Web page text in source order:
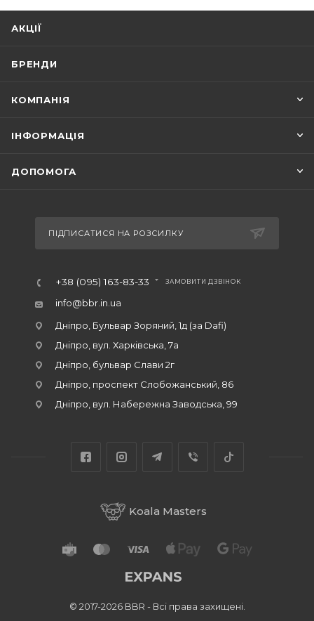
АКЦІЇ
БРЕНДИ
КОМПАНІЯ
ІНФОРМАЦІЯ
ДОПОМОГА
ПІДПИСАТИСЯ НА РОЗСИЛКУ
+38 (095) 163-83-33 ЗАМОВИТИ ДЗВІНОК
info@bbr.in.ua
Дніпро, Бульвар Зоряний, 1д (за Dafi)
Дніпро, вул. Харківська, 7а
Дніпро, бульвар Слави 2г
Дніпро, проспект Слобожанський, 86
Дніпро, вул. Набережна Заводська, 99
Koala Masters
© 2017-2026 BBR - Всі права захищені.